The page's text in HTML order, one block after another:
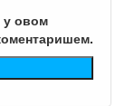
у овом